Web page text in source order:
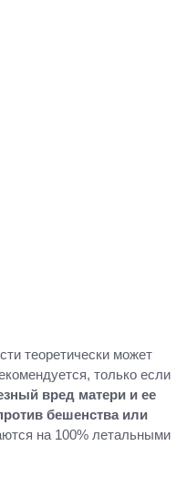
теоретически может
только если
вред матери и ее
бешенства или
на 100% летальными